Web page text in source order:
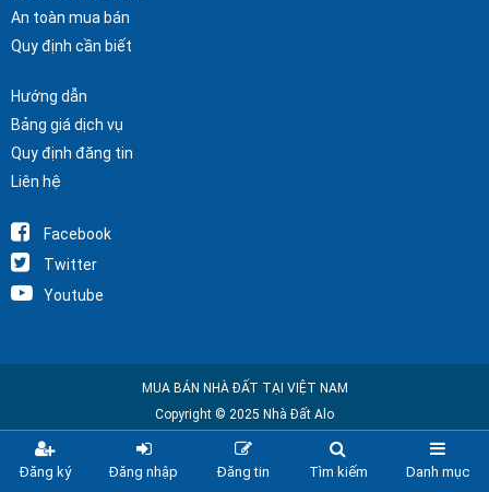
Đăng ký Đăng nhập Đăng tin Tìm kiếm Danh mục
An toàn mua bán
Quy định cần biết
Hướng dẫn
Bảng giá dịch vụ
Quy định đăng tin
Liên hệ
Facebook
Twitter
Youtube
MUA BÁN NHÀ ĐẤT TẠI VIỆT NAM
Copyright © 2025 Nhà Đất Alo